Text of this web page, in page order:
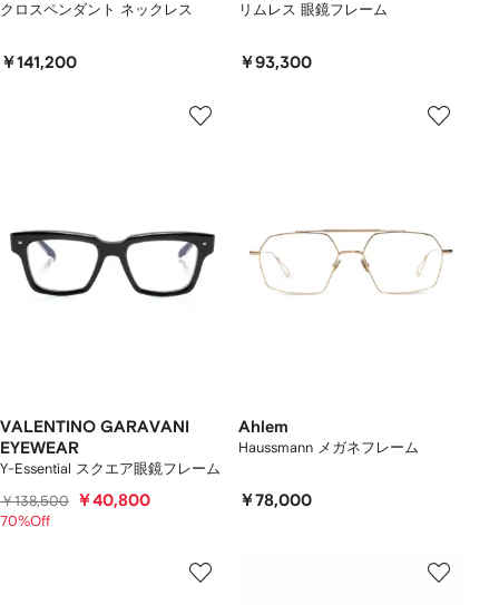
クロスペンダント ネックレス
￥141,200
リムレス 眼鏡フレーム
￥93,300
VALENTINO GARAVANI
EYEWEAR
Y-Essential スクエア眼鏡フレーム
￥138,500 ￥40,800
70%Off
Ahlem
Haussmann メガネフレーム
￥78,000